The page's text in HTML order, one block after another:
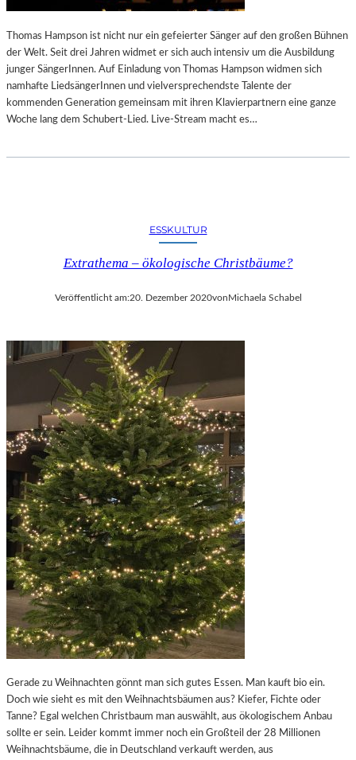
U
Ö
R
E
N
S
Thomas Hampson ist nicht nur ein gefeierter Sänger auf den großen Bühnen
der Welt. Seit drei Jahren widmet er sich auch intensiv um die Ausbildung
junger SängerInnen. Auf Einladung von Thomas Hampson widmen sich
namhafte LiedsängerInnen und vielversprechendste Talente der
kommenden Generation gemeinsam mit ihren Klavierpartnern eine ganze
Woche lang dem Schubert-Lied. Live-Stream macht es…
ESSKULTUR
Extrathema – ökologische Christbäume?
Veröffentlicht am:20. Dezember 2020vonMichaela Schabel
Gerade zu Weihnachten gönnt man sich gutes Essen. Man kauft bio ein.
Doch wie sieht es mit den Weihnachtsbäumen aus? Kiefer, Fichte oder
Tanne? Egal welchen Christbaum man auswählt, aus ökologischem Anbau
sollte er sein. Leider kommt immer noch ein Großteil der 28 Millionen
Weihnachtsbäume, die in Deutschland verkauft werden, aus